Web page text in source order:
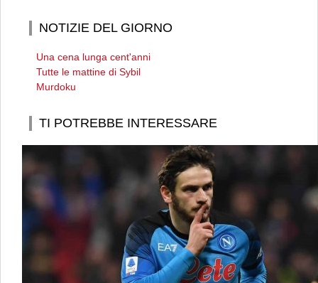
NOTIZIE DEL GIORNO
Una cena lunga cent'anni
Tutte le mattine di Sybil
Murdoku
TI POTREBBE INTERESSARE